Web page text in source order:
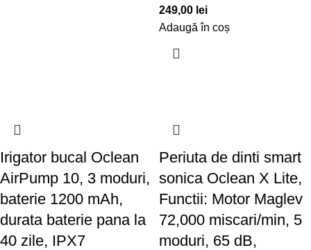
249,00 lei
Adaugă în coș
Irigator bucal Oclean
AirPump 10, 3 moduri,
baterie 1200 mAh,
durata baterie pana la
40 zile, IPX7
Periuta de dinti smart
sonica Oclean X Lite,
Functii: Motor Maglev
72,000 miscari/min, 5
moduri, 65 dB,